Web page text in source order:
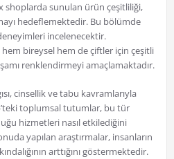
shoplarda sunulan ürün çeşitliliği,
hedeflemektedir. Bu bölümde
incelenecektir.
bireysel hem de çiftler için çeşitli
renklendirmeyi amaçlamaktadır.
cinsellik ve tabu kavramlarıyla
toplumsal tutumlar, bu tür
hizmetleri nasıl etkilediğini
yapılan araştırmalar, insanların
arttığını göstermektedir.